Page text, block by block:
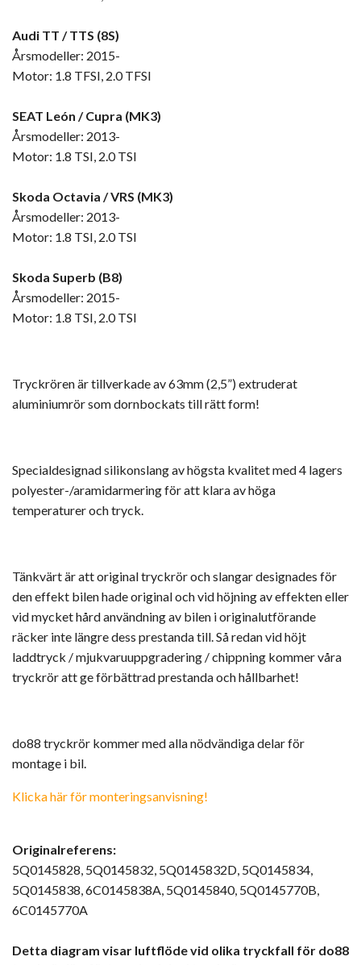
Audi TT / TTS (8S)
Årsmodeller: 2015-
Motor: 1.8 TFSI, 2.0 TFSI
SEAT León / Cupra (MK3)
Årsmodeller: 2013-
Motor: 1.8 TSI, 2.0 TSI
Skoda Octavia / VRS (MK3)
Årsmodeller: 2013-
Motor: 1.8 TSI, 2.0 TSI
Skoda Superb (B8)
Årsmodeller: 2015-
Motor: 1.8 TSI, 2.0 TSI
Tryckrören är tillverkade av 63mm (2,5”) extruderat
aluminiumrör som dornbockats till rätt form!
Specialdesignad silikonslang av högsta kvalitet med 4 lagers
polyester-/aramidarmering för att klara av höga
temperaturer och tryck.
Tänkvärt är att original tryckrör och slangar designades för
den effekt bilen hade original och vid höjning av effekten eller
vid mycket hård användning av bilen i originalutförande
räcker inte längre dess prestanda till. Så redan vid höjt
laddtryck / mjukvaruuppgradering / chippning kommer våra
tryckrör att ge förbättrad prestanda och hållbarhet!
do88 tryckrör kommer med alla nödvändiga delar för
montage i bil.
Klicka här för monteringsanvisning!
Originalreferens:
5Q0145828, 5Q0145832, 5Q0145832D, 5Q0145834,
5Q0145838, 6C0145838A, 5Q0145840, 5Q0145770B,
6C0145770A
Detta diagram visar luftflöde vid olika tryckfall för do88